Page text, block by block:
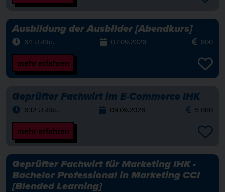
Ausbildung der Ausbilder [Abendkurs]
64 U.-Std. 07.09.2026 800
mehr erfahren
Geprüfter Fachwirt im E-Commerce IHK
632 U.-Std. 09.09.2026 5 080
mehr erfahren
Geprüfter Fachwirt für Marketing IHK -
Bachelor Professional in Marketing CCI
[Blended Learning]